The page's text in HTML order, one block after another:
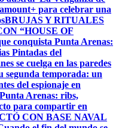
para celebrar una
BRUJAS Y RITUALES
“HOUSE OF
conquista Punta Arenas:
Pintadas del
se cuelga en las paredes
segunda temporada: un
del espionaje en
Arenas: ribs,
para compartir en
CON BASE NAVAL